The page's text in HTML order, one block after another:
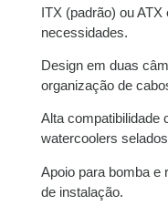
7x deR$108,11
juros
juros
9x deR$85,41
juros
ITX (padrão) ou
necessidades.
Design em duas
organização de
Alta compatibilidade
watercoolers
Apoio para bomba e
de instalação.